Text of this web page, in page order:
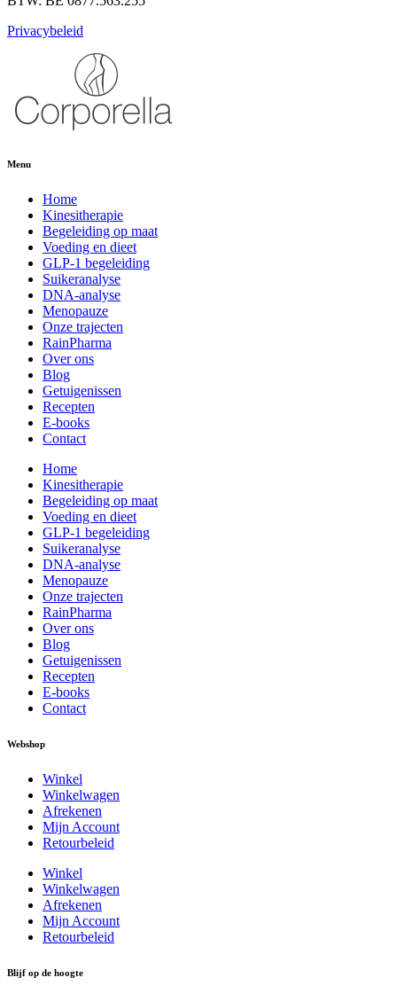
Privacybeleid
Menu
Home
Kinesitherapie
Begeleiding op maat
Voeding en dieet
GLP-1 begeleiding
Suikeranalyse
DNA-analyse
Menopauze
Onze trajecten
RainPharma
Over ons
Blog
Getuigenissen
Recepten
E-books
Contact
Home
Kinesitherapie
Begeleiding op maat
Voeding en dieet
GLP-1 begeleiding
Suikeranalyse
DNA-analyse
Menopauze
Onze trajecten
RainPharma
Over ons
Blog
Getuigenissen
Recepten
E-books
Contact
Webshop
Winkel
Winkelwagen
Afrekenen
Mijn Account
Retourbeleid
Winkel
Winkelwagen
Afrekenen
Mijn Account
Retourbeleid
Blijf op de hoogte